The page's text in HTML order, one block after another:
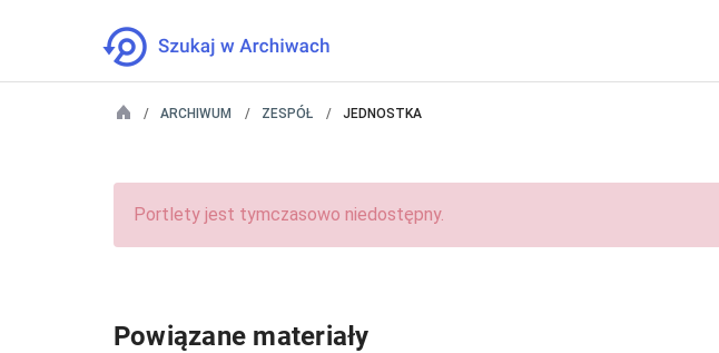
ARCHIWUM ZESPÓŁ JEDNOSTKA
Portlety jest tymczasowo niedostępny.
Powiązane materiały